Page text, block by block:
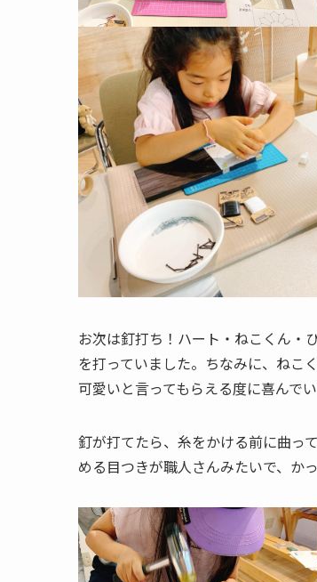
お次は釘打ち！ハート・ねこくん・
を打っていました。ちなみに、ねこ
可愛いと言ってもらえる度に喜んでい
釘が打てたら、糸をかける前に曲っ
める目つきが職人さんみたいで、かっ